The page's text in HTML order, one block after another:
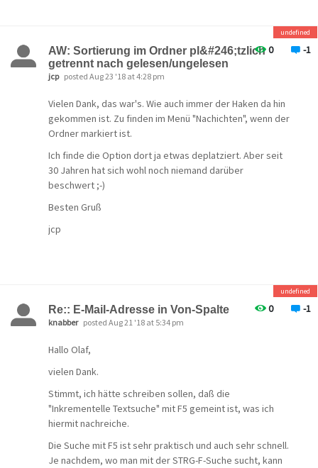
freigeben. Die Kunden erhalten dann per Telefon ihr PW
mitgeteilt und per E-mail den Link zum
Austauschverzeichnis. Klappt gut.
Gruß
Jörg
0 -1
undefined
AW: Sortierung im Ordner pl&#246;tzlich
getrennt nach gelesen/ungelesen
jcp posted Aug 23 '18 at 4:28 pm
Vielen Dank, das war's. Wie auch immer der Haken da hin
gekommen ist. Zu finden im Menü "Nachichten", wenn der
Ordner markiert ist.
Ich finde die Option dort ja etwas deplatziert. Aber seit
30 Jahren hat sich wohl noch niemand darüber
beschwert ;-)
Besten Gruß
jcp
0 -1
undefined
Re:: E-Mail-Adresse in Von-Spalte
knabber posted Aug 21 '18 at 5:34 pm
Hallo Olaf,
vielen Dank.
Stimmt, ich hätte schreiben sollen, daß die
"Inkrementelle Textsuche" mit F5 gemeint ist, was ich
hiermit nachreiche.
Die Suche mit F5 ist sehr praktisch und auch sehr schnell.
Je nachdem, wo man mit der STRG-F-Suche sucht, kann